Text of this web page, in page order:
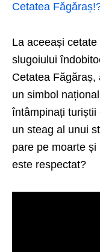
Cetatea
La aceeași
slugoiului
Cetatea
un simbol
întâmpinați turiștii
un steag al unui
pare pe moarte
este respectat?